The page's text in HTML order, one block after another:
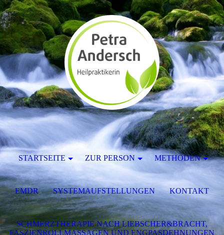
STARTSEITE ZUR PERSON METHODEN
EMDR SYSTEMAUFSTELLUNGEN KONTAKT
SCHMERZTHERAPIE NACH LIEBSCHER&BRACHT,
FASZIENROLLMASSAGEN UND ENGPASDEHNUNGEN